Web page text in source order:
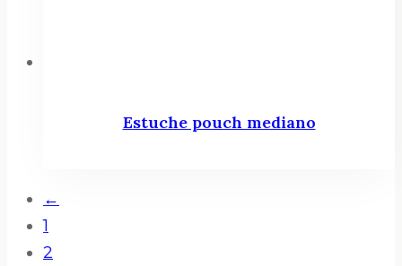
Estuche pouch mediano
←
1
2